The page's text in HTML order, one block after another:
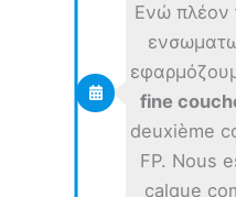
Ενώ πλέον
fine
deuxième
FP. Nous
calque